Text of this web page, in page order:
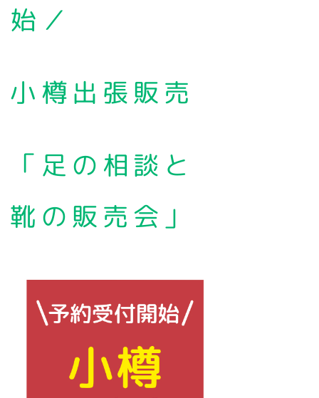
始／
小樽出張販売
「足の相談と
靴の販売会」